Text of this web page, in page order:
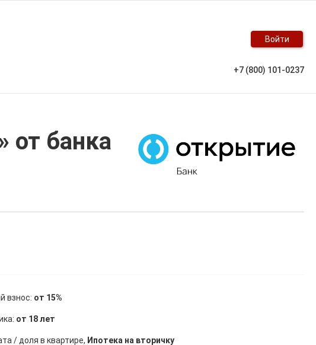
Войти
+7 (800) 101-0237
от банка
взнос: от 15%
от 18 лет
/ доля в квартире, Ипотека на вторичку